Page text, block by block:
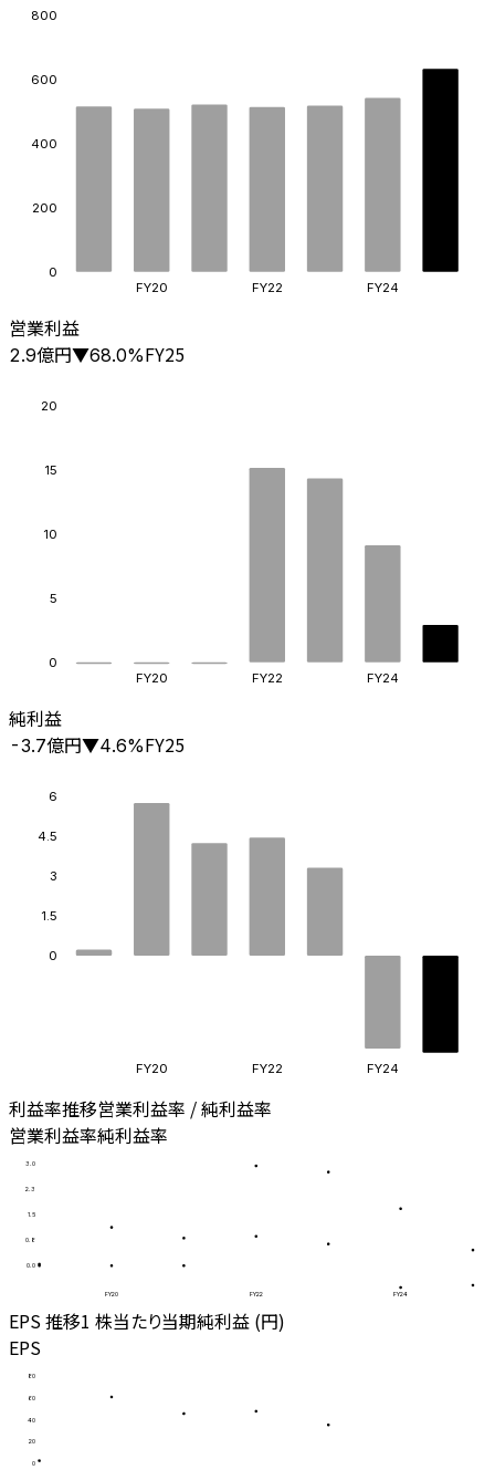
0
200
400
600
800
FY20 FY22 FY24
営業利益
2.9億円▼68.0%FY25
0
5
10
15
20
FY20 FY22 FY24
純利益
-3.7億円▼4.6%FY25
0
1.5
3
4.5
6
FY20 FY22 FY24
利益率推移営業利益率 / 純利益率
営業利益率純利益率
0.0
0.8
1.5
2.3
3.0
FY20 FY22 FY24
EPS 推移1 株当たり当期純利益 (円)
EPS
0
20
40
60
80